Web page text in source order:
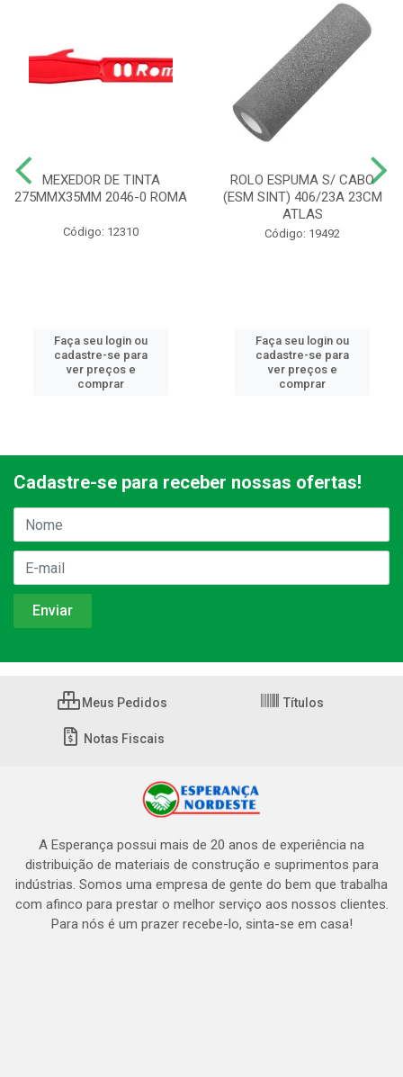
MEXEDOR DE TINTA
275MMX35MM 2046-0 ROMA
Código: 12310
Faça seu login ou
cadastre-se para
ver preços e
comprar
ROLO ESPUMA S/ CABO
(ESM SINT) 406/23A 23CM
ATLAS
Código: 19492
Faça seu login ou
cadastre-se para
ver preços e
comprar
Cadastre-se para receber nossas ofertas!
Meus Pedidos Títulos
Notas Fiscais
A Esperança possui mais de 20 anos de experiência na
distribuição de materiais de construção e suprimentos para
indústrias. Somos uma empresa de gente do bem que trabalha
com afinco para prestar o melhor serviço aos nossos clientes.
Para nós é um prazer recebe-lo, sinta-se em casa!